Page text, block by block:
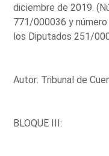
diciembre de 2019.
771/000036 y
los Diputados 251/
Autor: Tribunal de
BLOQUE III: